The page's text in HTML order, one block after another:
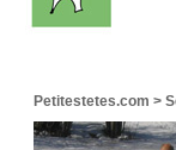
Petitestetes.com >